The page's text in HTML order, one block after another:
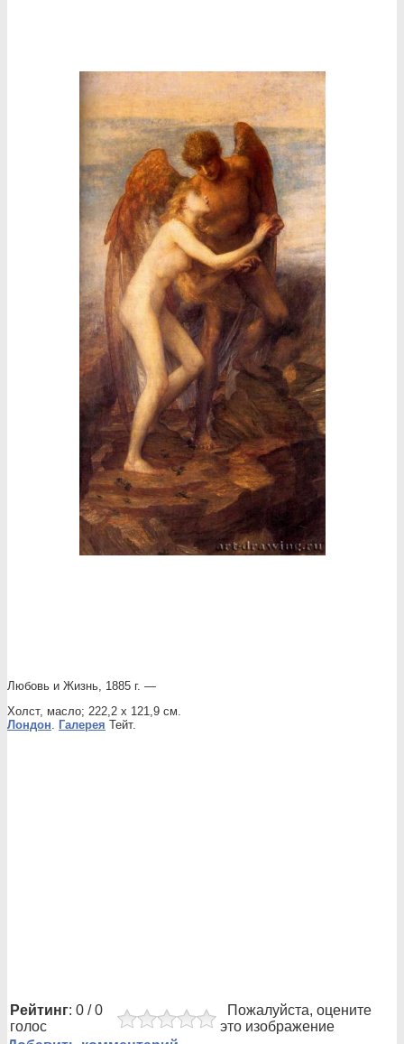
Любовь и Жизнь, 1885 г. —
Холст, масло; 222,2 х 121,9 см.
Лондон. Галерея Тейт.
Рейтинг: 0 / 0
голос
Пожалуйста, оцените
это изображение